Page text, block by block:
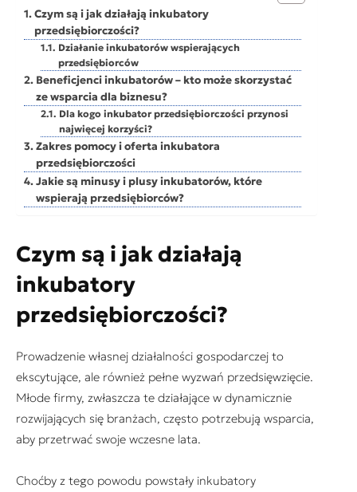
Czym są i jak działają inkubatory
przedsiębiorczości?
Działanie inkubatorów wspierających
przedsiębiorców
Beneficjenci inkubatorów – kto może skorzystać
ze wsparcia dla biznesu?
Dla kogo inkubator przedsiębiorczości przynosi
najwięcej korzyści?
Zakres pomocy i oferta inkubatora
przedsiębiorczości
Jakie są minusy i plusy inkubatorów, które
wspierają przedsiębiorców?
Czym są i jak działają
inkubatory
przedsiębiorczości?
Prowadzenie własnej działalności gospodarczej to
ekscytujące, ale również pełne wyzwań przedsięwzięcie.
Młode firmy, zwłaszcza te działające w dynamicznie
rozwijających się branżach, często potrzebują wsparcia,
aby przetrwać swoje wczesne lata.
Choćby z tego powodu powstały inkubatory